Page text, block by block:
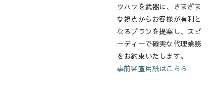
ウハウを武器に、さまざま
な視点からお客様が有利と
なるプランを提案し、スピ
ーディーで確実な代理業務
をお約束いたします。
事前審査用紙はこちら